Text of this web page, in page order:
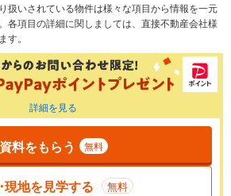
扱いされている物件は様々な項目から情報を一元
各項目の詳細に関しましては、直接不動産会社様
。
詳細を見る
資料をもらう 無料
現地を見学する 無料